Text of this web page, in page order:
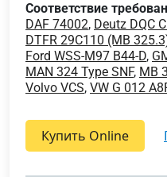
Соответствие
DAF 74002, Deutz DQC
DTFR 29C110 (MB
Ford WSS-M97 B44-D,
MAN 324 Type SNF, MB
Volvo VCS, VW G 012
Купить Online